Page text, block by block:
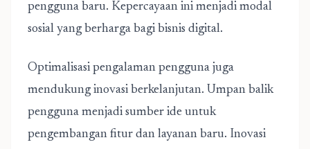
pengguna baru. Kepercayaan ini menjadi modal
sosial yang berharga bagi bisnis digital.
Optimalisasi pengalaman pengguna juga
mendukung inovasi berkelanjutan. Umpan balik
pengguna menjadi sumber ide untuk
pengembangan fitur dan layanan baru. Inovasi